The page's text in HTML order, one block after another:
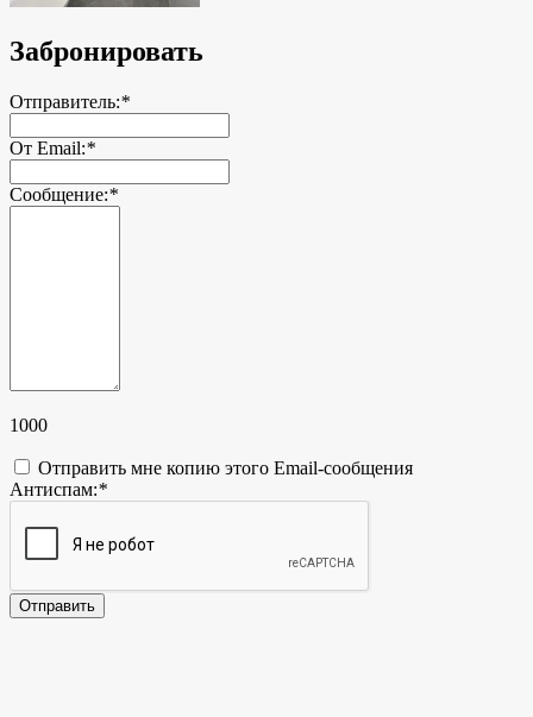
Забронировать
Отправитель:*
От Email:*
Сообщение:*
1000
Отправить мне копию этого Email-сообщения
Антиспам:*
Отправить